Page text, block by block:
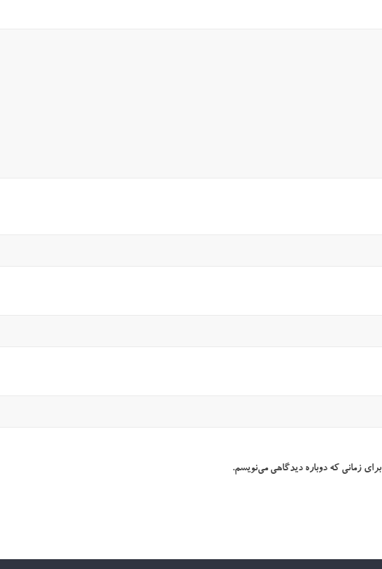
زمانی که دوباره دیدگاهی می‌نویسم.